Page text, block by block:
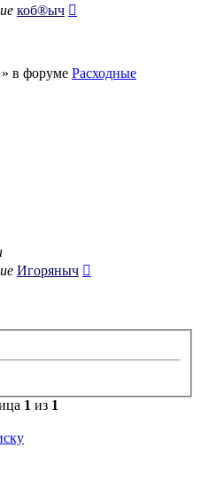
коб®ыч
в форуме Расходные
Игоряныч
1 из 1